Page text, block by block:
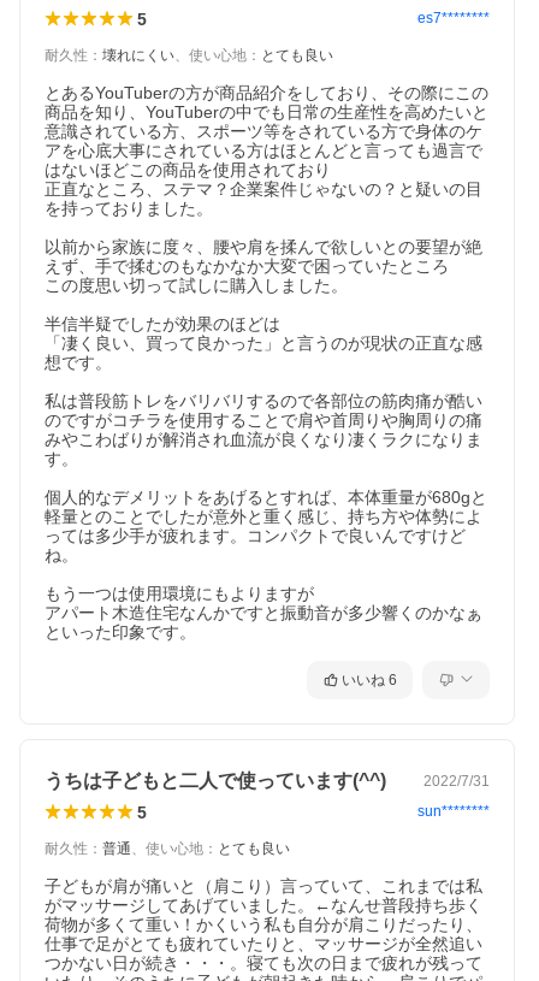
5 es7********
耐久性 ： 壊れにくい、 使い心地 ： とても良い
とあるYouTuberの方が商品紹介をしており、その際にこの
商品を知り、YouTuberの中でも日常の生産性を高めたいと
意識されている方、スポーツ等をされている方で身体のケ
アを心底大事にされている方はほとんどと言っても過言で
はないほどこの商品を使用されており
正直なところ、ステマ？企業案件じゃないの？と疑いの目
を持っておりました。
以前から家族に度々、腰や肩を揉んで欲しいとの要望が絶
えず、手で揉むのもなかなか大変で困っていたところ
この度思い切って試しに購入しました。
半信半疑でしたが効果のほどは
「凄く良い、買って良かった」と言うのが現状の正直な感
想です。
私は普段筋トレをバリバリするので各部位の筋肉痛が酷い
のですがコチラを使用することで肩や首周りや胸周りの痛
みやこわばりが解消され血流が良くなり凄くラクになりま
す。
個人的なデメリットをあげるとすれば、本体重量が680gと
軽量とのことでしたが意外と重く感じ、持ち方や体勢によ
っては多少手が疲れます。コンパクトで良いんですけど
ね。
もう一つは使用環境にもよりますが
アパート木造住宅なんかですと振動音が多少響くのかなぁ
といった印象です。
いいね 6
うちは子どもと二人で使っています(^^) 2022/7/31
5 sun********
耐久性 ： 普通、 使い心地 ： とても良い
子どもが肩が痛いと（肩こり）言っていて、これまでは私
がマッサージしてあげていました。←なんせ普段持ち歩く
荷物が多くて重い！かくいう私も自分が肩こりだったり、
仕事で足がとても疲れていたりと、マッサージが全然追い
つかない日が続き・・・。寝ても次の日まで疲れが残って